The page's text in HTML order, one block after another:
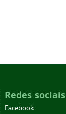
Redes sociais
Facebook